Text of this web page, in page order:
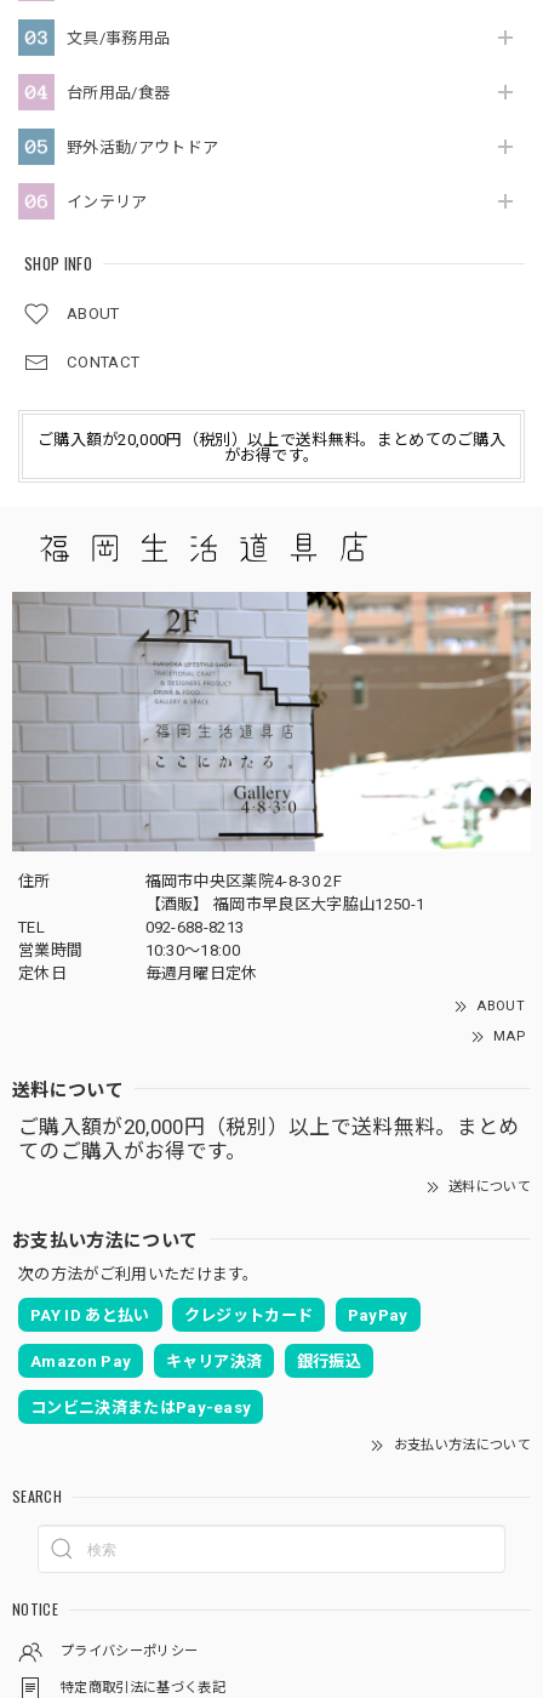
文具/事務用品
台所用品/食器
野外活動/アウトドア
インテリア
SHOP INFO
ABOUT
CONTACT
ご購入額が20,000円（税別）以上で送料無料。まとめてのご購入
がお得です。
住所
福岡市中央区薬院4-8-30 2F
【酒販】 福岡市早良区大字脇山1250-1
TEL
092-688-8213
営業時間
10:30～18:00
定休日
毎週月曜日定休
ABOUT
MAP
送料について
ご購入額が20,000円（税別）以上で送料無料。まとめ
てのご購入がお得です。
送料について
お支払い方法について
次の方法がご利用いただけます。
PAY ID あと払い クレジットカード PayPay
Amazon Pay キャリア決済 銀行振込
コンビニ決済またはPay-easy
お支払い方法について
SEARCH
NOTICE
プライバシーポリシー
特定商取引法に基づく表記